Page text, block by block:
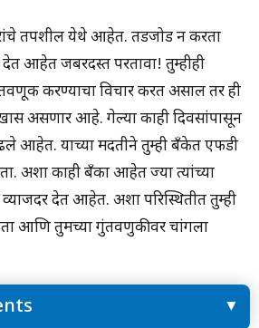
तपशील येथे आहेत. तडजोड न करता
आहेत जबरदस्त परतावा! तुम्हीही
करण्याचा विचार करत असाल तर ही
असणार आहे. गेल्या काही दिवसांपासून
आहेत. याच्या मदतीने तुम्ही बँकेत एफडी
काही बँका आहेत ज्या त्यांच्या
व्याजदर देत आहेत. अशा परिस्थितीत तुम्ही
आणि तुमच्या गुंतवणुकीवर चांगला